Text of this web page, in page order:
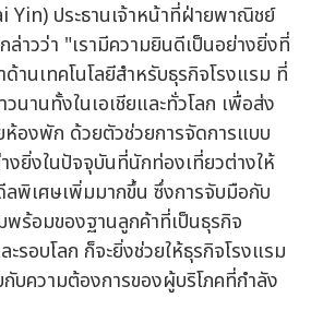
ประธานเจ้าหน้าที่ฝ่ายพาณิชย์
าวว่า "เรามีความยินดีเป็นอย่างยิ่งที่
านเทคโนโลยีสำหรับธุรกิจโรงแรม ที่
นานทั้งในเอเชียและทั่วโลก เพื่อส่ง
ห้องพัก ด้วยตัวช่วยการจัดการแบบ
งยิ่งในปัจจุบันที่นักท่องเที่ยวต่างให้
พิเศษเพิ่มมากขึ้น ซึ่งการจับมือกับ
ร้อมของฐานลูกค้าที่เป็นธุรกิจ
รอบโลก ก็จะยิ่งช่วยให้ธุรกิจโรงแรม
บความต้องการของผู้บริโภคที่กำลัง